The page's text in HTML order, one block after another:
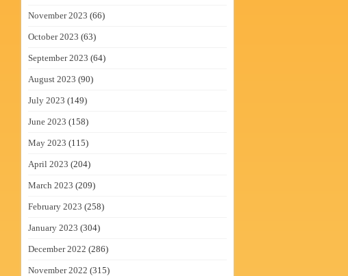
November 2023 (66)
October 2023 (63)
September 2023 (64)
August 2023 (90)
July 2023 (149)
June 2023 (158)
May 2023 (115)
April 2023 (204)
March 2023 (209)
February 2023 (258)
January 2023 (304)
December 2022 (286)
November 2022 (315)